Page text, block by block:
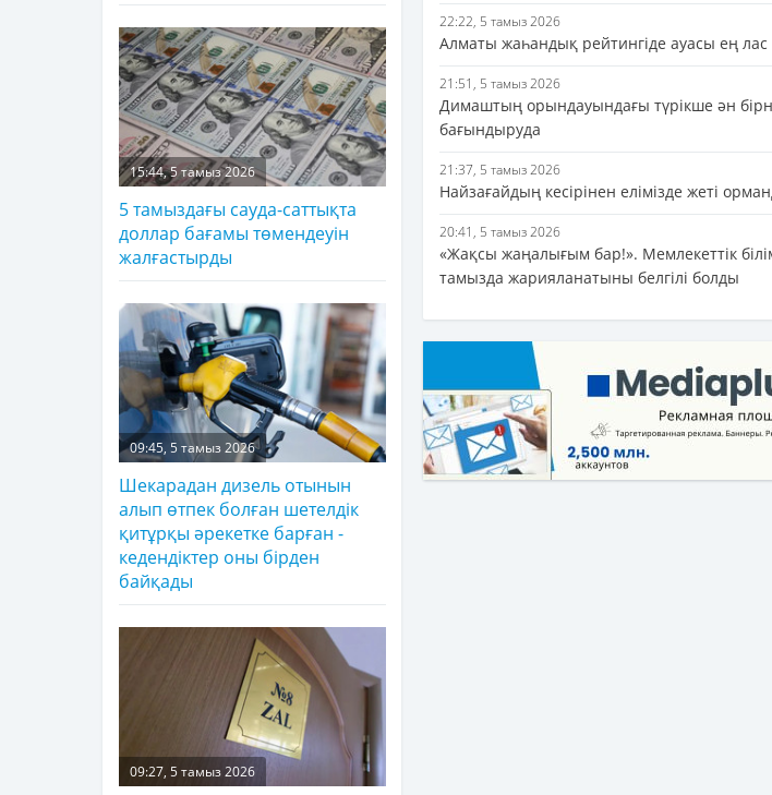
22:22, 5 тамыз 2026
Алматы жаһандық рейтингіде ауасы ең
21:51, 5 тамыз 2026
Димаштың орындауындағы түрікше ән
бағындыруда
21:37, 5 тамыз 2026
Найзағайдың кесірінен елімізде жеті
20:41, 5 тамыз 2026
«Жақсы жаңалығым бар!». Мемлекеттік
тамызда жарияланатыны белгілі болды
15:44, 5 тамыз 2026
5 тамыздағы сауда-саттықта
доллар бағамы төмендеуін
жалғастырды
09:45, 5 тамыз 2026
Шекарадан дизель отынын
алып өтпек болған шетелдік
қитұрқы әрекетке барған -
кедендіктер оны бірден
байқады
09:27, 5 тамыз 2026